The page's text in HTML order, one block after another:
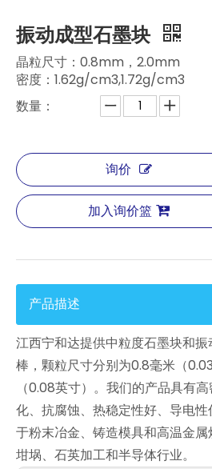
振动成型石墨块
晶粒尺寸：0.8mm，2.0mm
密度：1.62g/cm3,1.72g/cm3
数量：
询价
加入询价篮
产品描述
江西宁和达提供中粒度石墨块和
棒，颗粒尺寸分别为0.8毫米（
（0.08英寸）。我们的产品具有
化、抗腐蚀、热稳定性好、导电
于粉末冶金、铸造模具和高温金
坩埚、石英加工和半导体行业。